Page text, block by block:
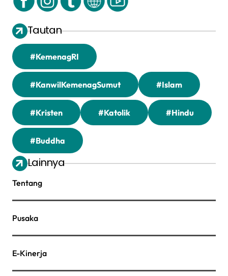
Tautan
#KemenagRI
#KanwilKemenagSumut #Islam
#Kristen #Katolik #Hindu
#Buddha
Lainnya
Tentang
Pusaka
E-Kinerja